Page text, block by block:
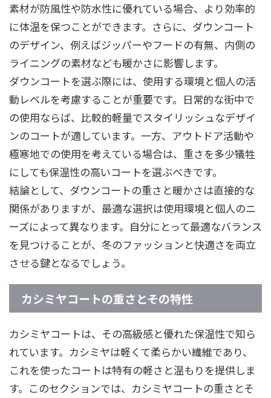
素材が防風性や防水性に優れている場合、より効率的
に体温を保つことができます。さらに、ダウンコート
のデザイン、例えばジッパーやフードの有無、内側の
ライニングの素材なども暖かさに影響します。
ダウンコートを選ぶ際には、使用する環境と個人の活
動レベルを考慮することが重要です。日常的な街中で
の使用ならば、比較的軽量でスタイリッシュなデザイ
ンのコートが適しています。一方、アウトドア活動や
極寒地での使用を考えている場合は、重さを多少犠牲
にしても保温性の高いコートを選ぶべきです。
結論として、ダウンコートの重さと暖かさは直接的な
関係がありますが、最適な選択は使用環境と個人のニ
ーズによって異なります。自分にとって最適なバランス
を見つけることが、冬のファッションと快適さを両立
させる鍵となるでしょう。
カシミヤコートの重さとその特性
カシミヤコートは、その高級感と優れた保温性で知ら
れています。カシミヤは軽くて柔らかい繊維であり、
これを使ったコートは特有の軽さと温もりを提供しま
す。このセクションでは、カシミヤコートの重さとそ